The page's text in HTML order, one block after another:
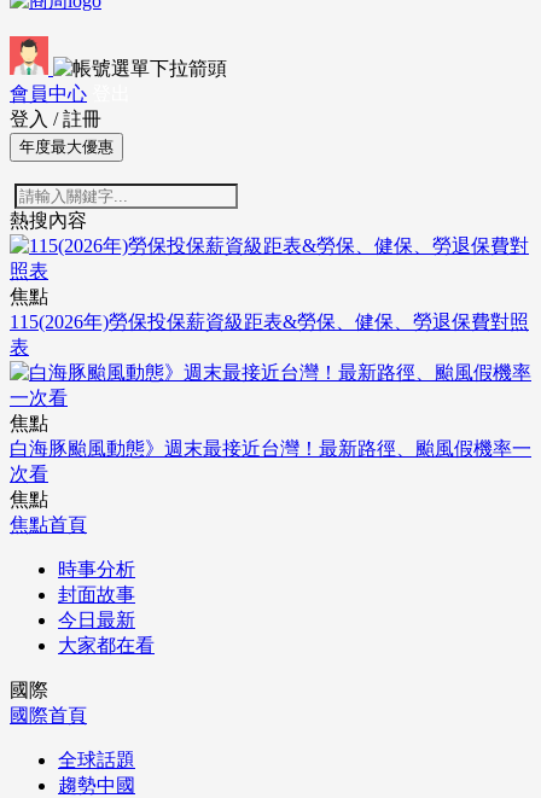
會員中心
登入 / 註冊
年度最大優惠
熱搜內容
焦點
115(2026年)勞保投保薪資級距表&勞保、健保、勞退保費對照
表
焦點
白海豚颱風動態》週末最接近台灣！最新路徑、颱風假機率一
次看
焦點
焦點首頁
時事分析
封面故事
今日最新
大家都在看
國際
國際首頁
全球話題
趨勢中國